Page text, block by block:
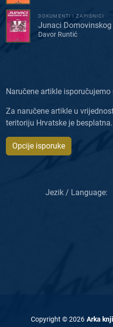
DOKUMENTI I ZAPISNICI
Junaci
Davor Runtić
Naručene artikle
Za naručene artikle u
teritoriju Hrvatske je besplatna.
Opcije isporuke
Jezik / Language:
Copyright ©2026 Arka